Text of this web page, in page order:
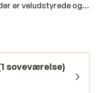
er veludstyrede og
et stenkast fra
opleve rigtig
ikke at kede dig,
de sjove barer og
gang fra komplekset.
soveværelse)